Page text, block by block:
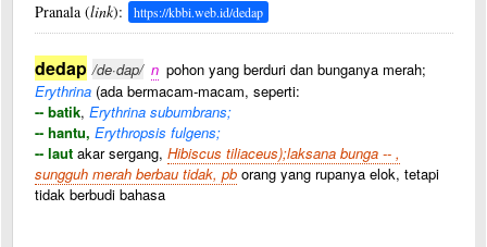
Pranala (link): https://kbbi.web.id/dedap
dedap /de·dap/ n pohon yang berduri dan bunganya merah;
Erythrina (ada bermacam-macam, seperti:
-- batik, Erythrina subumbrans;
-- hantu, Erythropsis fulgens;
-- laut akar sergang, Hibiscus tiliaceus);laksana bunga -- ,
sungguh merah berbau tidak, pb orang yang rupanya elok, tetapi
tidak berbudi bahasa